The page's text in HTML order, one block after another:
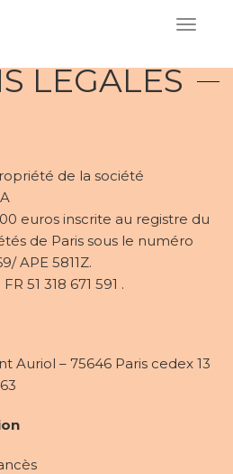
LÉGALES
de la société
euros inscrite au registre du
de Paris sous le numéro
APE 5811Z.
51 318 671 591 .
Auriol – 75646 Paris cedex 13